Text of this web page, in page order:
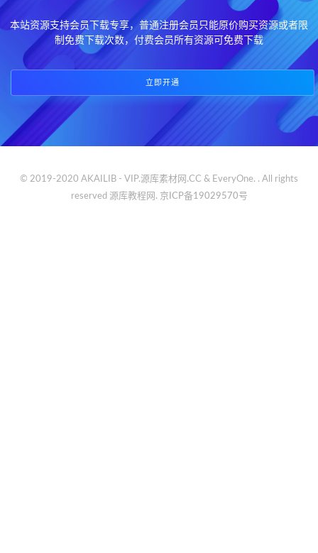
本站资源支持会员下载专享，普通注册会员只能原价购买资源或者限
制免费下载次数，付费会员所有资源可免费下载
立即开通
© 2019-2020 AKAILIB - VIP.源库素材网.CC & EveryOne. . All rights
reserved 源库教程网. 京ICP备19029570号